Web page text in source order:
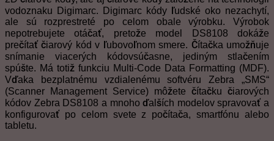
vodoznaku Digimarc. Digimarc kódy ľudské oko nezachytí,
ale sú rozprestreté po celom obale výrobku. Výrobok
nepotrebujete otáčať, pretože model DS8108 dokáže
prečítať čiarový kód v ľubovoľnom smere. Čítačka umožňuje
snímanie viacerých kódovsúčasne, jediným stlačením
spúšte. Má totiž funkciu Multi-Code Data Formatting (MDF).
Vďaka bezplatnému vzdialenému softvéru Zebra „SMS“
(Scanner Management Service) môžete čítačku čiarových
kódov Zebra DS8108 a mnoho ďalších modelov spravovať a
konfigurovať po celom svete z počítača, smartfónu alebo
tabletu.